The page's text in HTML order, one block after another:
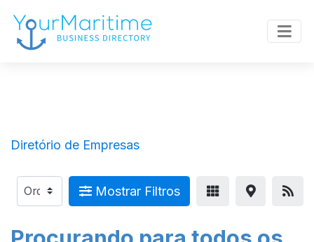
Diretório de Empresas
Mostrar Filtros